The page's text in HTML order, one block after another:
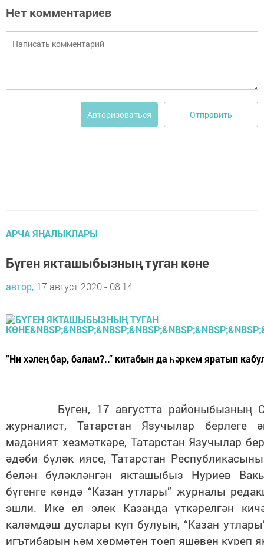
Нет комментариев
Авторизоваться Отправить
АРЧА ЯҢАЛЫКЛАРЫ
Бүген якташыбызның туган көне
автор, 17 август 2020 - 08:14
“Ни хәлең бар, балам?..” китабын да һәркем яратып
Бүген, 17 августта районыбызның
журналист, Татарстан Язучылар берлеге
мәдәният хезмәткәре, Татарстан Язучылар
әдәби бүләк иясе, Татарстан
белән бүләкләнгән якташыбыз Нуриев
бүгенге көндә “Казан утлары” журналы
эшли. Ике ел элек Казанда үткәрелгән
каләмдәш дуслары күп булуын, “Казан
игътибарын һәм хөрмәтен тоеп яшәвен күреп